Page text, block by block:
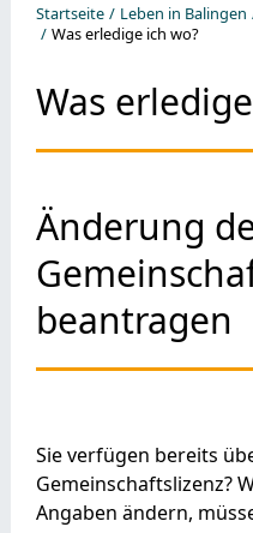
Startseite Leben in Balingen
Was erledige ich wo?
Was
Änderung
beantragen
Sie verfügen bereits
Gemeinschaftslizenz?
Angaben ändern,